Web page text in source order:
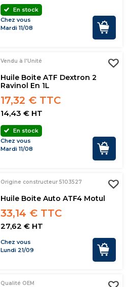
En stock
Chez vous
Mardi 11/08
Vendu à l'Unité
Huile Boite ATF Dextron 2
Ravinol En 1L
17,32 € TTC
14,43 € HT
En stock
Chez vous
Mardi 11/08
Origine constructeur 5103527
Huile Boite Auto ATF4 Motul
33,14 € TTC
27,62 € HT
Chez vous
Lundi 21/09
Qualité OEM